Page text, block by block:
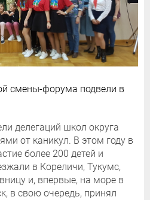
смены-форума подвели в
делегаций школ округа
от каникул. В этом году в
более 200 детей и
в Кореличи, Тукумс,
и, впервые, на море в
в свою очередь, принял